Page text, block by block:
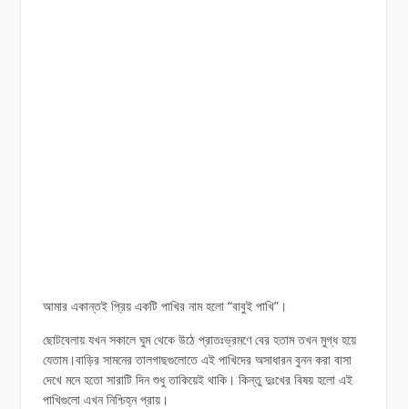
আমার একান্তই প্রিয় একটি পাখির নাম হলো “বাবুই পাখি”।
ছোটবেলায় যখন সকালে ঘুম থেকে উঠে প্রাতঃভ্রমণে বের হতাম তখন মুগ্ধ হয়ে
যেতাম।বাড়ির সামনের তালগাছগুলোতে এই পাখিদের অসাধারন বুনন করা বাসা
দেখে মনে হতো সারাটি দিন শুধু তাকিয়েই থাকি। কিন্তু দুঃখের বিষয় হলো এই
পাখিগুলো এখন নিশ্চিহ্ন প্রায়।